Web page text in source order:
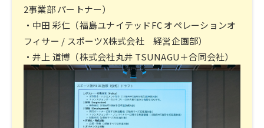
2事業部 パートナー）
・中田 彩仁（福島ユナイテッドFC オペレーションオ
フィサー / スポーツX株式会社 経営企画部）
・井上 道博（株式会社丸井 TSUNAGU＋合同会社）